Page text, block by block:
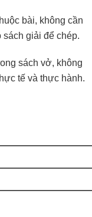
bài, không cần
sách giải để chép.
sách vở, không
tế và thực hành.